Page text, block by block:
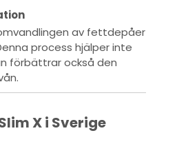
av fettdepåer
process hjälper inte
förbättrar också den
X i Sverige